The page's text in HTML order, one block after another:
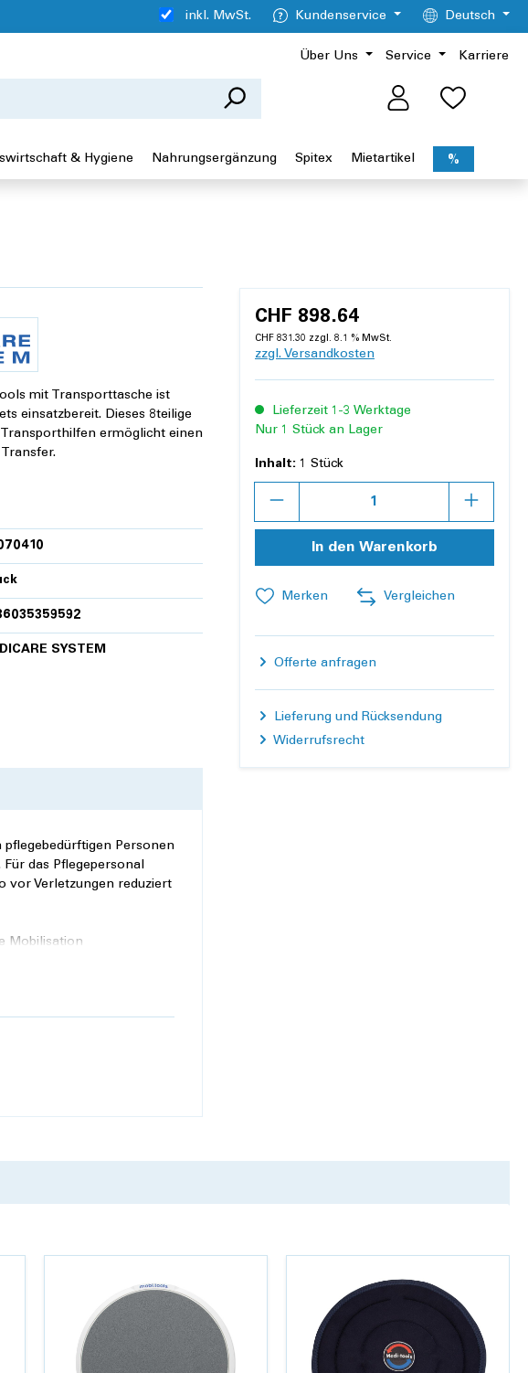
inkl. MwSt. Kundenservice Deutsch
Über Uns Service Karriere
& Hygiene Nahrungsergänzung Spitex Mietartikel %
mit Transporttasche ist
einsatzbereit. Dieses 8teilige
ermöglicht einen
SYSTEM
Personen
das Pflegepersonal
vor Verletzungen reduziert
Mobilisation
inkl.
CHF 898.64
CHF 831.30 zzgl. 8.1 % MwSt.
zzgl. Versandkosten
Lieferzeit 1-3 Werktage
Nur 1 Stück an Lager
Inhalt: 1 Stück
In den Warenkorb
Merken Vergleichen
Offerte anfragen
Lieferung und Rücksendung
Widerrufsrecht